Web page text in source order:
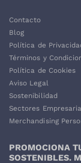
Contacto
Blog
Política de
Términos y
Política de Cookies
Aviso Legal
Sostenibilidad
Sectores
Merchandising
PROMOCIONA
SOSTENIBLES.